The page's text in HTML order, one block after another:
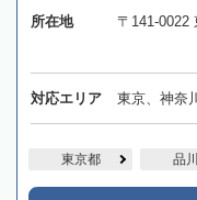
所在地 〒141-0022
対応エリア 東京、神奈
東京都 品